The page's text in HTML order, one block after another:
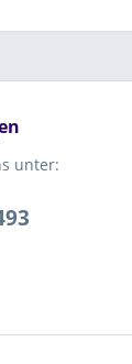
unter: